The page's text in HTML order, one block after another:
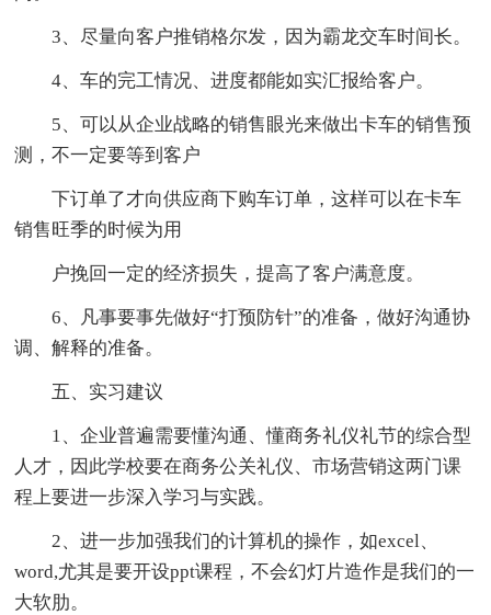
3、尽量向客户推销格尔发，因为霸龙交车时间长。
4、车的完工情况、进度都能如实汇报给客户。
5、可以从企业战略的销售眼光来做出卡车的销售预
测，不一定要等到客户
下订单了才向供应商下购车订单，这样可以在卡车
销售旺季的时候为用
户挽回一定的经济损失，提高了客户满意度。
6、凡事要事先做好“打预防针”的准备，做好沟通协
调、解释的准备。
五、实习建议
1、企业普遍需要懂沟通、懂商务礼仪礼节的综合型
人才，因此学校要在商务公关礼仪、市场营销这两门课
程上要进一步深入学习与实践。
2、进一步加强我们的计算机的操作，如excel、
word,尤其是要开设ppt课程，不会幻灯片造作是我们的一
大软肋。